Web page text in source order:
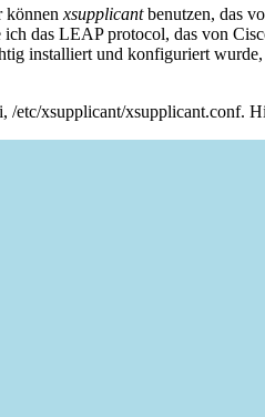
können xsupplicantbenutzen, das
das LEAP protocol, das von
installiert und konfiguriert
/etc/xsupplicant/xsupplicant.conf.